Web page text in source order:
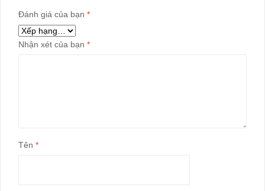
Đánh giá của bạn *
Nhận xét của bạn *
Tên *